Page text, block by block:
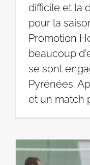
difficile et la
pour la
Promotion
beaucoup
se sont
Pyrénées.
et un match